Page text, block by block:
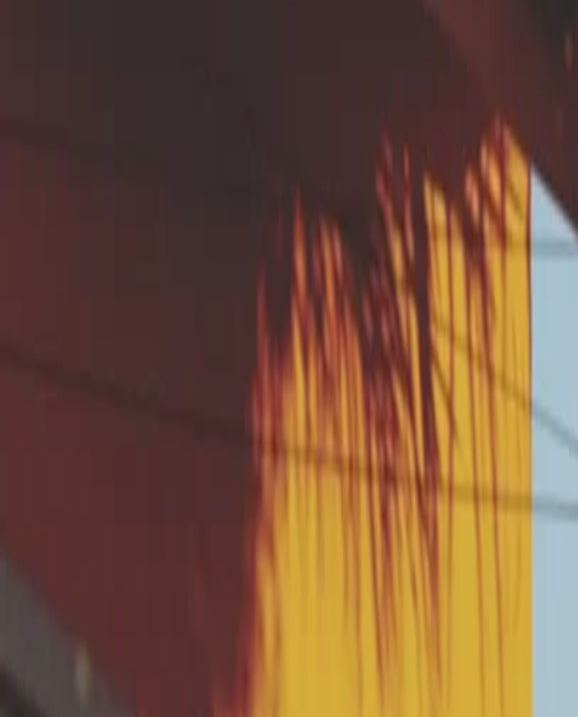
Création d’une fosse d'au moins 15 cm de diamètre, de 50 à 70 cm de profondeur
Remplissage d’eau et mesure du temps d’infiltration (en secondes)
2. Interprétation des résultats (règle générale, à
Sol perméable (> 10 mm/h) : Risque de lessivage (drainage nécessaire).
Sol imperméable (< 1 mm/h) : Risque de stagnation (infiltration à proscrire).
💪 Quel est l'objectif de cette
Le test de perméabilité du sol de type Porchet est essentiel pour adapter les
Personnalise les solutions (drainage, infiltration, membrane étanche).
📆 Quand mettre en oeuvre cette
Si la réalisation d’un test de perméabilité est recommandé par le diagnostic de